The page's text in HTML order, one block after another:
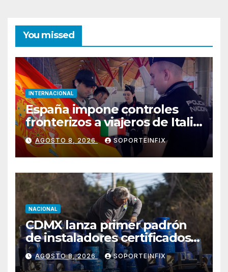
You missed
INTERNACIONAL
España impone controles
fronterizos a viajeros de Italia
en respuesta a crisis
migratoria de Ceuta
AGOSTO 8, 2026 SOPORTEINFIX
NACIONAL
CDMX lanza primer padrón
de instaladores certificados
de gas y electricidad tras
explosión en Cuernavaca
AGOSTO 8, 2026 SOPORTEINFIX